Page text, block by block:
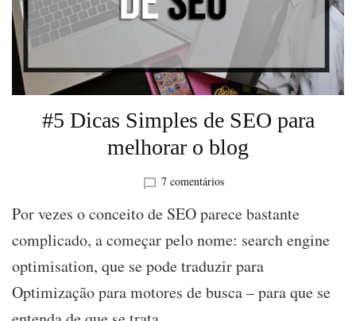
#5 Dicas Simples de SEO para
melhorar o blog
7 comentáriosem
Dicas
de
SEO
melhorar
Por vezes o conceito de SEO parece bastante
complicado, a começar pelo nome: search engine
optimisation, que se pode traduzir para
Optimização para motores de busca – para que se